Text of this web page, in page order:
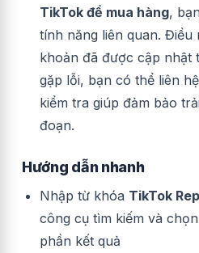
TikTok để mua hàng,
tính năng liên quan. Điều
khoản đã được cập nhật
gặp lỗi, bạn có thể liên
kiểm tra giúp đảm bảo
đoạn.
Hướng dẫn nhanh
Nhập từ khóa TikTok
công cụ tìm kiếm và
phần kết quả